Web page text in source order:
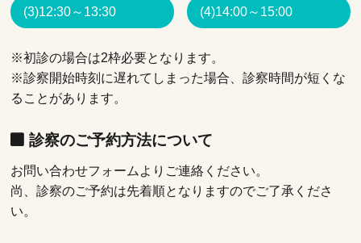
(3)12:30～13:30 (4)14:00～15:00
※初診の場合は2枠必要となります。
※診察開始時刻に遅れてしまった場合、診察時間が短くな
ることがあります。
診察のご予約方法について
お問い合わせフォームよりご連絡ください。
尚、診察のご予約は先着順となりますのでご了承くださ
い。